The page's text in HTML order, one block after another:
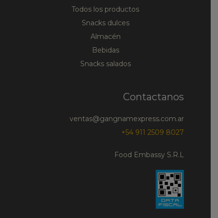
Todos los productos
Snacks dulces
Almacén
Bebidas
Snacks salados
Contactanos
ventas@gangnamexpress.com.ar
+54 911 2509 8027
Food Embassy S.R.L